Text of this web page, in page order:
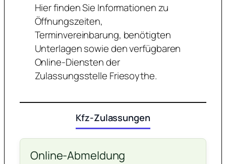
Hier finden Sie Informationen zu
Öffnungszeiten,
Terminvereinbarung, benötigten
Unterlagen sowie den verfügbaren
Online-Diensten der
Zulassungsstelle Friesoythe.
Kfz-Zulassungen
Online-Abmeldung